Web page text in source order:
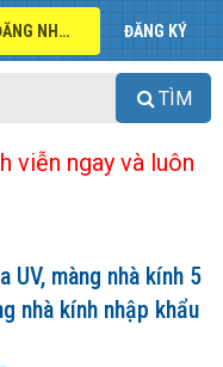
ĐĂNG NHẬP ĐĂNG KÝ
TÌM
viễn ngay và luôn
UV, màng nhà kính 5
nhà kính nhập khẩu